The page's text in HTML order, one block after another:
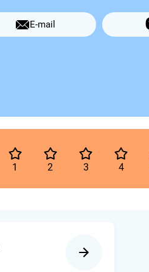
E-mail
1 2 3 4